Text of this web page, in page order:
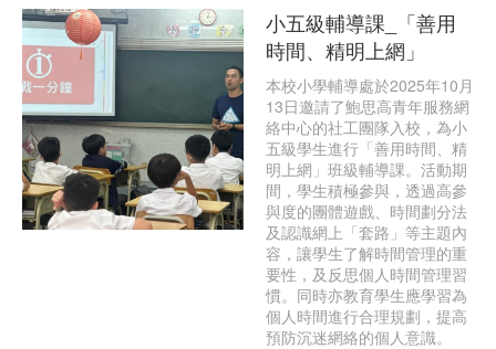
小五級輔導課_「善用
時間、精明上網」
本校小學輔導處於2025年10月
13日邀請了鮑思高青年服務網
絡中心的社工團隊入校，為小
五級學生進行「善用時間、精
明上網」班級輔導課。活動期
間，學生積極參與，透過高參
與度的團體遊戲、時間劃分法
及認識網上「套路」等主題內
容，讓學生了解時間管理的重
要性，及反思個人時間管理習
慣。同時亦教育學生應學習為
個人時間進行合理規劃，提高
預防沉迷網絡的個人意識。